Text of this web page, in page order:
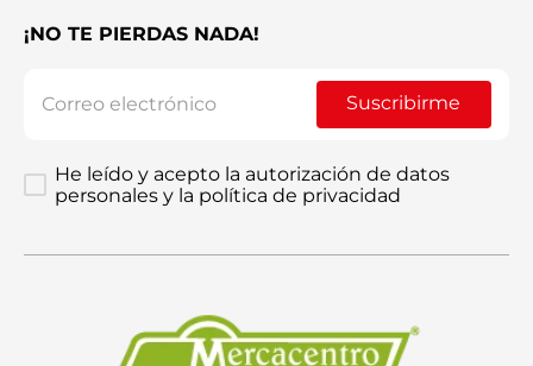
¡NO TE PIERDAS NADA!
Suscribirme
He leído y acepto la autorización de datos
personales y la política de privacidad